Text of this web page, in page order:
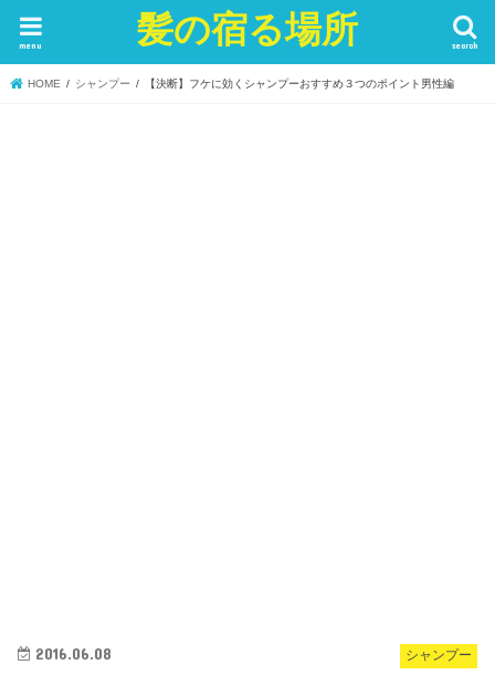
髪の宿る場所 search
menu
HOME シャンプー 【決断】フケに効くシャンプーおすすめ３つのポイント男性編
シャンプー
2016.06.08